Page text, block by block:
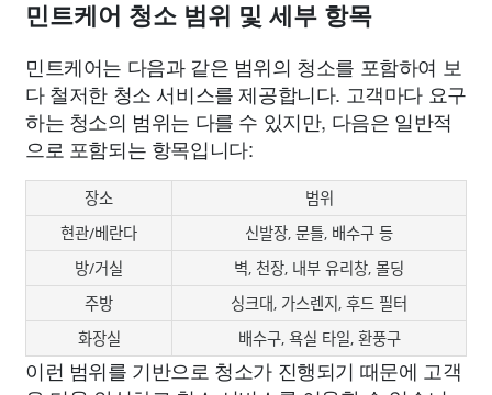
민트케어 청소 범위 및 세부 항목
민트케어는 다음과 같은 범위의 청소를 포함하여 보
다 철저한 청소 서비스를 제공합니다. 고객마다 요구
하는 청소의 범위는 다를 수 있지만, 다음은 일반적
으로 포함되는 항목입니다:
장소
범위
현관/베란다
신발장, 문틀, 배수구 등
방/거실
벽, 천장, 내부 유리창, 몰딩
주방
싱크대, 가스렌지, 후드 필터
화장실
배수구, 욕실 타일, 환풍구
이런 범위를 기반으로 청소가 진행되기 때문에 고객